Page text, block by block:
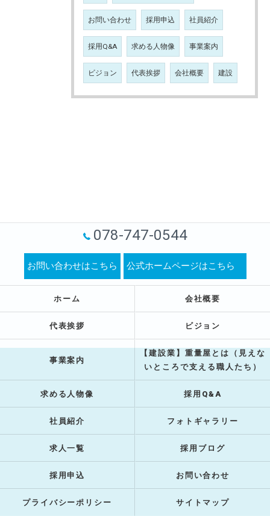
お問い合わせ 採用申込 社員紹介
採用Q&A 求める人物像 事業案内
ビジョン 代表挨拶 会社概要 建設
078-747-0544
お問い合わせはこちら 公式ホームページはこちら
ホーム 会社概要
代表挨拶 ビジョン
事業案内
【建設業】重量屋とは（見えな
いところで支える職人たち）
求める人物像 採用Q&A
社員紹介 フォトギャラリー
求人一覧 採用ブログ
採用申込 お問い合わせ
プライバシーポリシー サイトマップ